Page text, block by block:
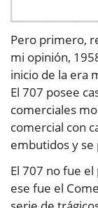
Pero primero,
mi opinión,
inicio de la era
El 707 posee
comerciales
comercial con
embutidos y se
El 707 no fue
ese fue el